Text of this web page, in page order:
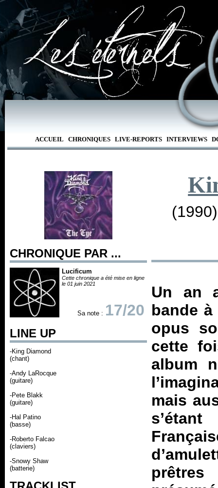
ACCUEIL CHRONIQUES LIVE-REPORTS INTERVIEWS
CHRONIQUE PAR ...
Lucificum
Cette chronique a été mise en ligne
le 01 juin 2021
Sa note : 17/20
LINE UP
-King Diamond
(chant)
-Andy LaRocque
(guitare)
-Pete Blakk
(guitare)
-Hal Patino
(basse)
-Roberto Falcao
(claviers)
-Snowy Shaw
(batterie)
Un an
bande
opus
cette
album
mais